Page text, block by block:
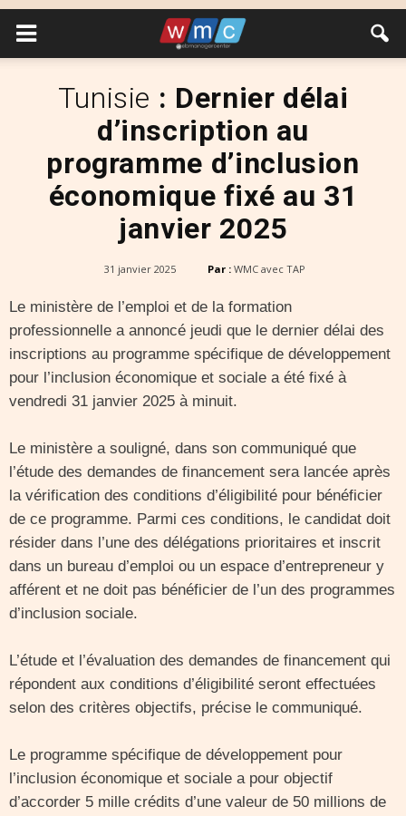
Tunisie : Dernier délai
d’inscription au
programme d’inclusion
économique fixé au 31
janvier 2025
31 janvier 2025 Par : WMC avec TAP
Le ministère de l’emploi et de la formation
professionnelle a annoncé jeudi que le dernier délai des
inscriptions au programme spécifique de développement
pour l’inclusion économique et sociale a été fixé à
vendredi 31 janvier 2025 à minuit.
Le ministère a souligné, dans son communiqué que
l’étude des demandes de financement sera lancée après
la vérification des conditions d’éligibilité pour bénéficier
de ce programme. Parmi ces conditions, le candidat doit
résider dans l’une des délégations prioritaires et inscrit
dans un bureau d’emploi ou un espace d’entrepreneur y
afférent et ne doit pas bénéficier de l’un des programmes
d’inclusion sociale.
L’étude et l’évaluation des demandes de financement qui
répondent aux conditions d’éligibilité seront effectuées
selon des critères objectifs, précise le communiqué.
Le programme spécifique de développement pour
l’inclusion économique et sociale a pour objectif
d’accorder 5 mille crédits d’une valeur de 50 millions de